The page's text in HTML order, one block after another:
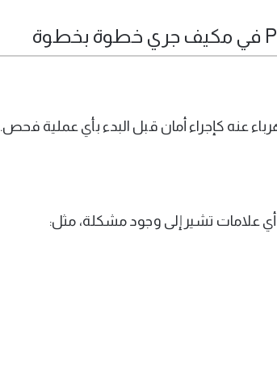
عنه كإجراء أمان قبل البدء بأي عملية فحص.
علامات تشير إلى وجود مشكلة، مثل: